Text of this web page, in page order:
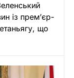
із прем’єр-
що